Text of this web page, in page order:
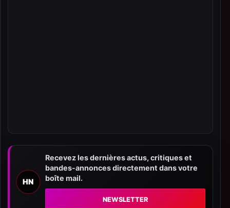
HN
Recevez les dernières actus, critiques et
bandes-annonces directement dans votre
boîte mail.
NEWSLETTER